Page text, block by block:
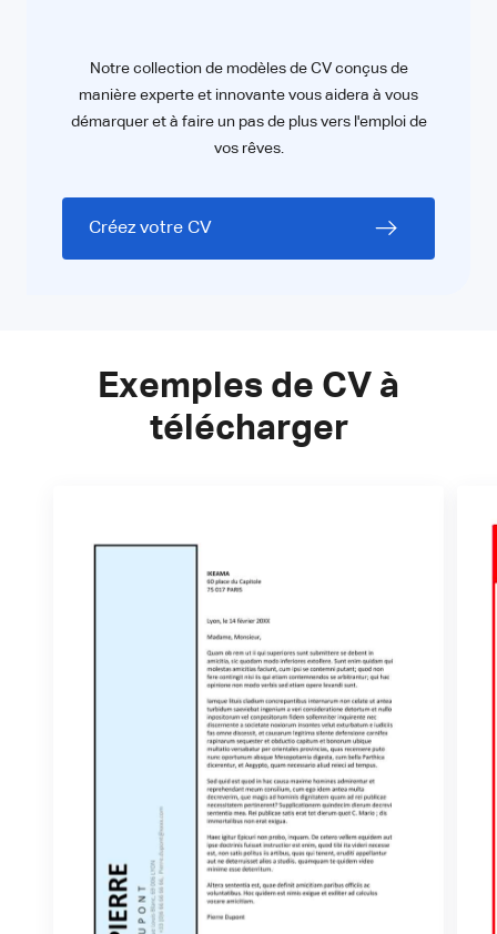
Notre collection de modèles de CV conçus de
manière experte et innovante vous aidera à vous
démarquer et à faire un pas de plus vers l'emploi de
vos rêves.
Créez votre CV
Exemples de CV à
télécharger